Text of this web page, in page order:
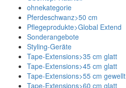
ohnekategorie
Pferdeschwanz>50 cm
Pflegeprodukte>Global Extend
Sonderangebote
Styling-Geräte
Tape-Extensions>35 cm glatt
Tape-Extensions>45 cm glatt
Tape-Extensions>55 cm gewellt
Tape-Extensions>60 cm glatt